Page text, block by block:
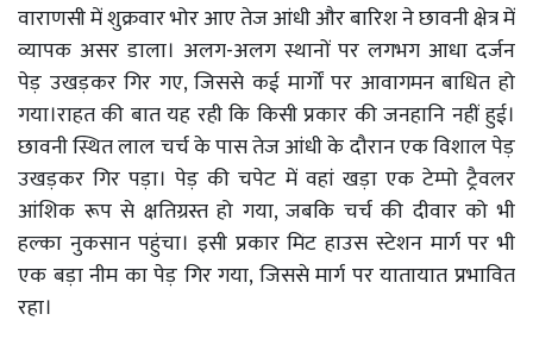
वाराणसी में शुक्रवार भोर आए तेज आंधी और बारिश ने छावनी क्षेत्र में
व्यापक असर डाला। अलग-अलग स्थानों पर लगभग आधा दर्जन
पेड़ उखड़कर गिर गए, जिससे कई मार्गों पर आवागमन बाधित हो
गया।राहत की बात यह रही कि किसी प्रकार की जनहानि नहीं हुई।
छावनी स्थित लाल चर्च के पास तेज आंधी के दौरान एक विशाल पेड़
उखड़कर गिर पड़ा। पेड़ की चपेट में वहां खड़ा एक टेम्पो ट्रैवलर
आंशिक रूप से क्षतिग्रस्त हो गया, जबकि चर्च की दीवार को भी
हल्का नुकसान पहुंचा। इसी प्रकार मिंट हाउस स्टेशन मार्ग पर भी
एक बड़ा नीम का पेड़ गिर गया, जिससे मार्ग पर यातायात प्रभावित
रहा।